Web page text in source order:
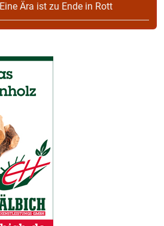
Eine Ära ist zu Ende in Rott